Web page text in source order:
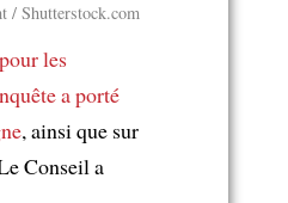
/ Shutterstock.com
les
a porté
, ainsi que sur
Conseil a